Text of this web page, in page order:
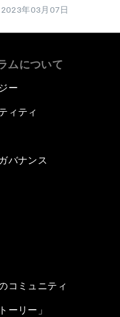
2023年03月07日
ムについて
ー
ィティ
バナンス
コミュニティ
ーリー」